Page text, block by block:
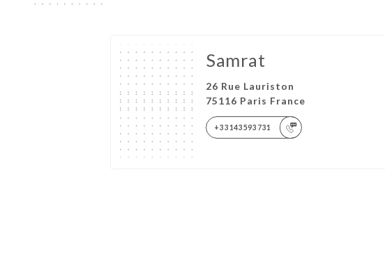
Samrat
26 Rue Lauriston
75116 Paris France
+33143593731